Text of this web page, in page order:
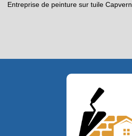
Entreprise de peinture sur tuile Capvern